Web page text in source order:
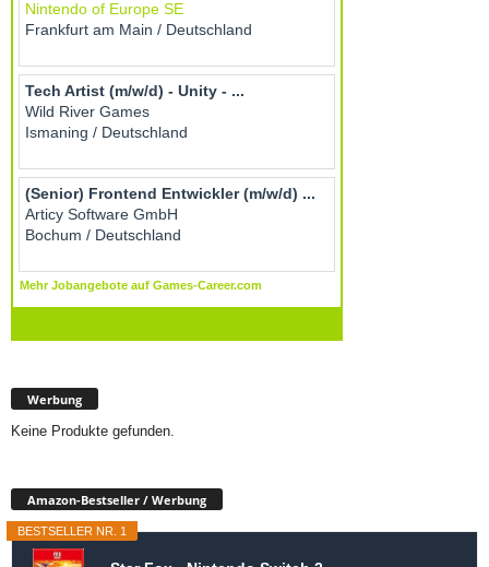
Werbung
Keine Produkte gefunden.
Amazon-Bestseller / Werbung
BESTSELLER NR. 1